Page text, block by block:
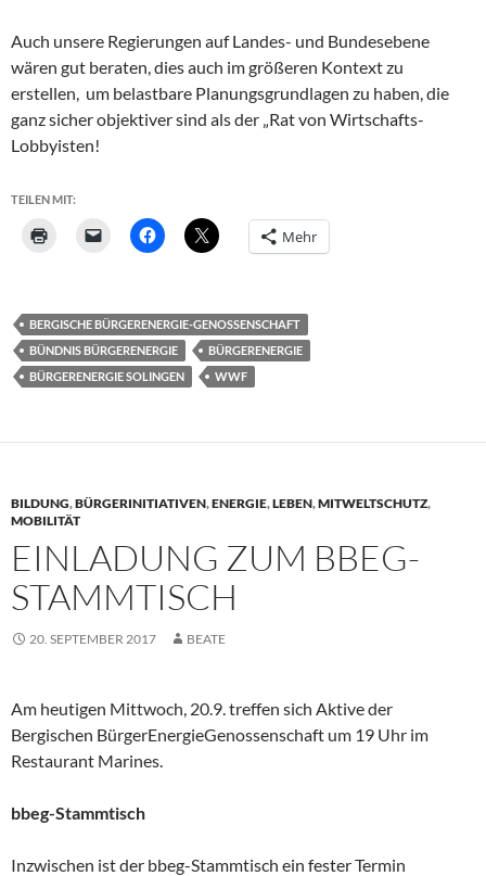
Auch unsere Regierungen auf Landes- und Bundesebene
wären gut beraten, dies auch im größeren Kontext zu
erstellen, um belastbare Planungsgrundlagen zu haben, die
ganz sicher objektiver sind als der „Rat von Wirtschafts-
Lobbyisten!
TEILEN MIT:
Mehr
BERGISCHE BÜRGERENERGIE-GENOSSENSCHAFT
BÜNDNIS BÜRGERENERGIE
BÜRGERENERGIE
BÜRGERENERGIE SOLINGEN
WWF
BILDUNG,BÜRGERINITIATIVEN,ENERGIE,LEBEN,MITWELTSCHUTZ,
MOBILITÄT
EINLADUNG ZUM BBEG-
STAMMTISCH
20. SEPTEMBER 2017 BEATE
Am heutigen Mittwoch, 20.9. treffen sich Aktive der
Bergischen BürgerEnergieGenossenschaft um 19 Uhr im
Restaurant Marines.
bbeg-Stammtisch
Inzwischen ist der bbeg-Stammtisch ein fester Termin